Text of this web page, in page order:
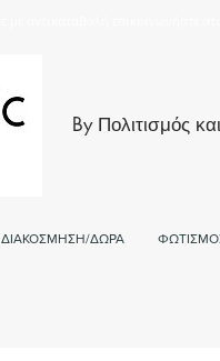
By Πολιτισμός
ΔΙΑΚΟΣΜΗΣΗ/ΔΩΡΑ